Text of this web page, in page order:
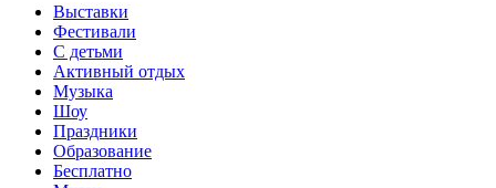
Выставки
Фестивали
С детьми
Активный отдых
Музыка
Шоу
Праздники
Образование
Бесплатно